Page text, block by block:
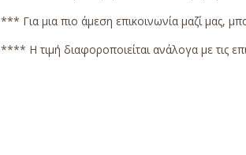
*** Για μια πιο άμεση επικοινωνία μαζί μας,
**** Η τιμή διαφοροποιείται ανάλογα με τις